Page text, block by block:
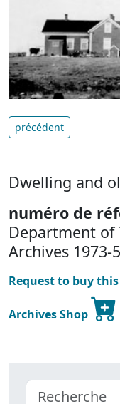
précédent
Dwelling and
numéro de
Department of
Archives 1973-
Request to buy
Archives Shop